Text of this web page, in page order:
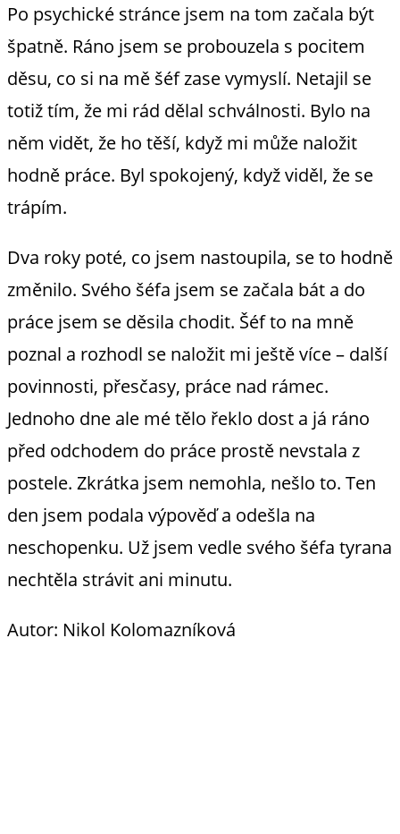
Po psychické stránce jsem na tom začala být
špatně. Ráno jsem se probouzela s pocitem
děsu, co si na mě šéf zase vymyslí. Netajil se
totiž tím, že mi rád dělal schválnosti. Bylo na
něm vidět, že ho těší, když mi může naložit
hodně práce. Byl spokojený, když viděl, že se
trápím.
Dva roky poté, co jsem nastoupila, se to hodně
změnilo. Svého šéfa jsem se začala bát a do
práce jsem se děsila chodit. Šéf to na mně
poznal a rozhodl se naložit mi ještě více – další
povinnosti, přesčasy, práce nad rámec.
Jednoho dne ale mé tělo řeklo dost a já ráno
před odchodem do práce prostě nevstala z
postele. Zkrátka jsem nemohla, nešlo to. Ten
den jsem podala výpověď a odešla na
neschopenku. Už jsem vedle svého šéfa tyrana
nechtěla strávit ani minutu.
Autor: Nikol Kolomazníková